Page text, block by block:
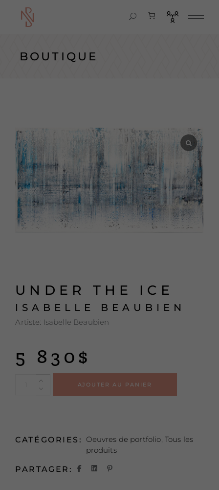
BOUTIQUE
UNDER THE ICE
ISABELLE BEAUBIEN
Artiste: Isabelle Beaubien
5 830 $
AJOUTER AU PANIER
CATÉGORIES: Oeuvres de portfolio, Tous les
produits
PARTAGER: